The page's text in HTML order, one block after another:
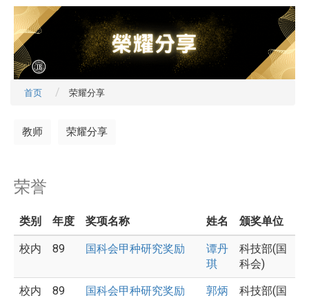
首页 荣耀分享
教师 荣耀分享
荣誉
类别 年度 奖项名称 姓名 颁奖单位
校内 89 国科会甲种研究奖励
谭丹
琪
科技部(国
科会)
校内 89 国科会甲种研究奖励
郭炳
科技部(国